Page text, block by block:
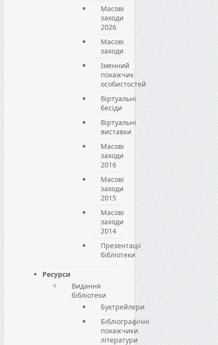
Масові
заходи
2026
Масові
заходи
Іменний
покажчик
особистостей
Віртуальні
бесіди
Віртуальні
виставки
Масові
заходи
2016
Масові
заходи
2015
Масові
заходи
2014
Презентації
бібліотеки
Ресурси
Видання
бібліотеки
Буктрейлери
Бібліографічні
покажчики
літератури